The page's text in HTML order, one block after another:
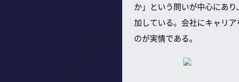
か」という問いが中心にあ
加している。会社にキャリ
のが実情である。